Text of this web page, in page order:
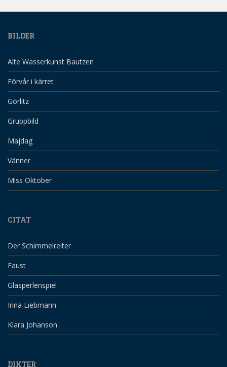
BILDER
Alte Wasserkunst Bautzen
Förvår i kärret
Görlitz
Gruppbild
Majdag
Vänner
Miss Oktober
CITAT
Der Schimmelreiter
Faust
Glasperlenspiel
Irina Liebmann
Klara Johanson
DIKTER